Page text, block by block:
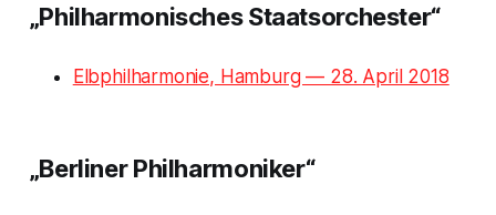
„Philharmonisches Staatsorchester“
Elbphilharmonie, Hamburg — 28. April 2018
„Berliner Philharmoniker“